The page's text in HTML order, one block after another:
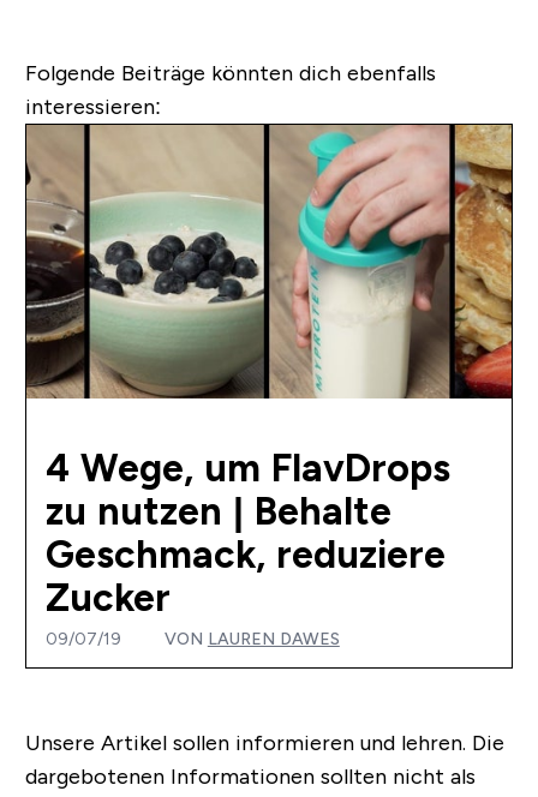
Folgende Beiträge könnten dich ebenfalls
interessieren:
4 Wege, um FlavDrops
zu nutzen | Behalte
Geschmack, reduziere
Zucker
09/07/19 VON LAUREN DAWES
Unsere Artikel sollen informieren und lehren. Die
dargebotenen Informationen sollten nicht als